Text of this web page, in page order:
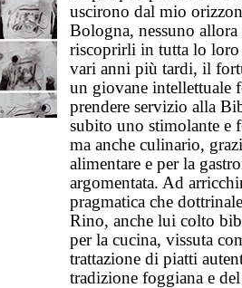
uscirono dal mio
Bologna, nessuno
riscoprirli in tutta lo loro
vari anni più tardi, il
un giovane intellettuale
prendere servizio alla
subito uno stimolante e
ma anche culinario,
alimentare e per la
argomentata. Ad
pragmatica che
Rino, anche lui colto
per la cucina, vissuta
trattazione di piatti
tradizione foggiana e